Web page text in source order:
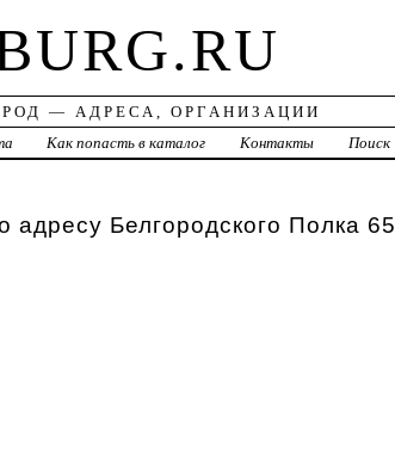
— АДРЕСА, ОРГАНИЗАЦИИ
Как попасть в каталог Контакты Поиск
адресу Белгородского Полка 65